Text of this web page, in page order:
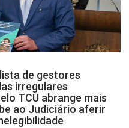
de gestores
irregulares
TCU abrange mais
ao Judiciário aferir